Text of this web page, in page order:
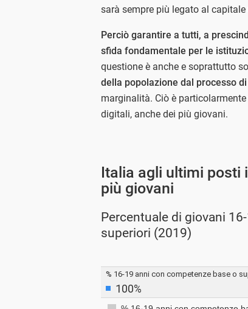
sarà sempre più legato al
Perciò garantire a tutti, a
sfida fondamentale per le
questione è anche e soprattutto
della popolazione dal processo
marginalità. Ciò è
digitali, anche dei più giovani.
Italia agli ultimi posti
più giovani
Percentuale di giovani
superiori (2019)